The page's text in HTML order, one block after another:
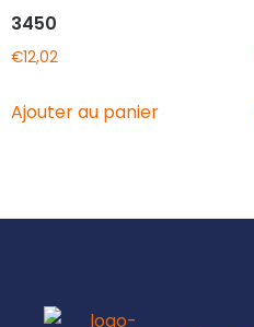
3450
€12,02
Ajouter au panier